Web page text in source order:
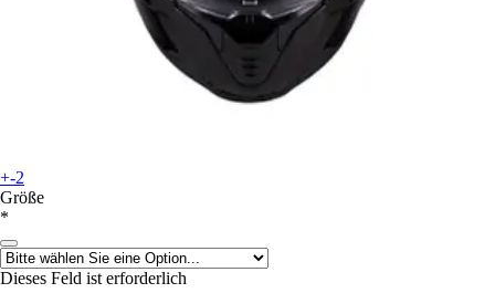
+-2
Größe
*
Dieses Feld ist erforderlich